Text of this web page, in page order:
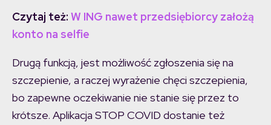
Czytaj też: W ING nawet przedsiębiorcy założą
konto na selfie
Drugą funkcją, jest możliwość zgłoszenia się na
szczepienie, a raczej wyrażenie chęci szczepienia,
bo zapewne oczekiwanie nie stanie się przez to
krótsze. Aplikacja STOP COVID dostanie też